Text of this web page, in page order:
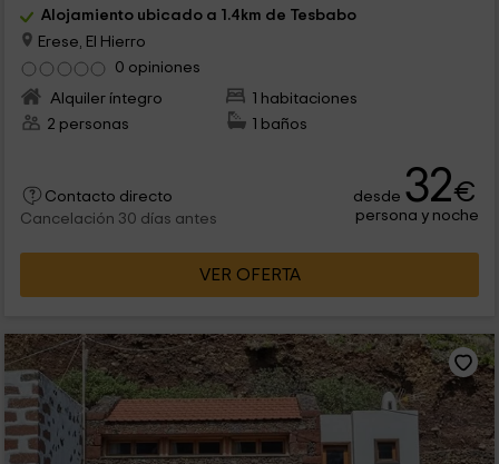
Alojamiento ubicado a 1.4km de Tesbabo
Erese, El Hierro
0 opiniones
Alquiler íntegro
1 habitaciones
2 personas
1 baños
Contacto directo
Cancelación 30 días antes
desde 32€
persona y noche
VER OFERTA